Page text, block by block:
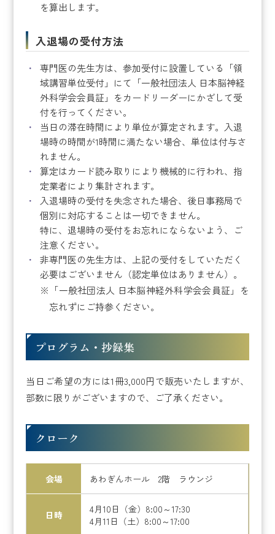
を算出します。
入退場の受付方法
専門医の先生方は、参加受付に設置している「領
域講習単位受付」にて「一般社団法人 日本脳神経
外科学会会員証」をカードリーダーにかざして受
付を行ってください。
当日の滞在時間により単位が算定されます。入退
場時の時間が1時間に満たない場合、単位は付与さ
れません。
算定はカード読み取りにより機械的に行われ、指
定業者により集計されます。
入退場時の受付を失念された場合、後日事務局で
個別に対応することは一切できません。
特に、退場時の受付をお忘れにならないよう、ご
注意ください。
非専門医の先生方は、上記の受付をしていただく
必要はございません（認定単位はありません）。
「一般社団法人 日本脳神経外科学会会員証」を
忘れずにご持参ください。
プログラム・抄録集
当日ご希望の方には1冊3,000円で販売いたしますが、
部数に限りがございますので、ご了承ください。
クローク
会場 あわぎんホール 2階 ラウンジ
日時
4月10日（金）8:00～17:30
4月11日（土）8:00～17:00